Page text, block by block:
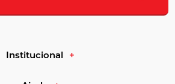
Institucional